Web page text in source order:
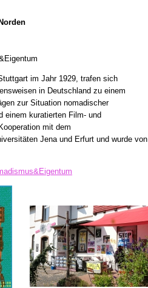
im Jahr 1929, trafen sich
in Deutschland zu einem
zur Situation nomadischer
einem kuratierten Film- und
mit dem
Jena und Erfurt und wurde von